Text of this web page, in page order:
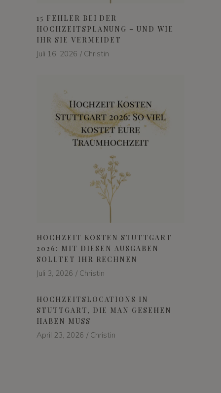
15 FEHLER BEI DER
HOCHZEITSPLANUNG – UND WIE
IHR SIE VERMEIDET
Juli 16, 2026
Christin
HOCHZEIT KOSTEN STUTTGART
2026: MIT DIESEN AUSGABEN
SOLLTET IHR RECHNEN
Juli 3, 2026
Christin
HOCHZEITSLOCATIONS IN
STUTTGART, DIE MAN GESEHEN
HABEN MUSS
April 23, 2026
Christin